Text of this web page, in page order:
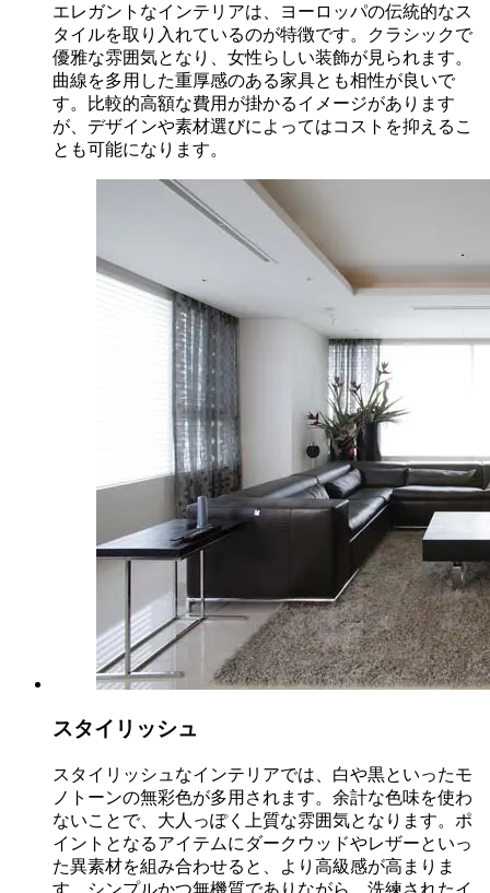
エレガントなインテリアは、ヨーロッパの伝統的なス
タイルを取り入れているのが特徴です。クラシックで
優雅な雰囲気となり、女性らしい装飾が見られます。
曲線を多用した重厚感のある家具とも相性が良いで
す。比較的高額な費用が掛かるイメージがあります
が、デザインや素材選びによってはコストを抑えるこ
とも可能になります。
スタイリッシュ
スタイリッシュなインテリアでは、白や黒といったモ
ノトーンの無彩色が多用されます。余計な色味を使わ
ないことで、大人っぽく上質な雰囲気となります。ポ
イントとなるアイテムにダークウッドやレザーといっ
た異素材を組み合わせると、より高級感が高まりま
す。シンプルかつ無機質でありながら、洗練されたイ